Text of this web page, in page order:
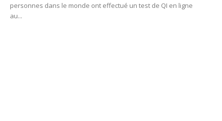
personnes dans le monde ont effectué un test de QI en ligne
au...